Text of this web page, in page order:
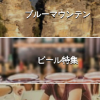
ブルーマウンテン
ビール特集